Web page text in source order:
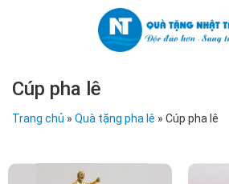
Cúp pha lê
Trang chủ » Quà tặng pha lê » Cúp pha lê